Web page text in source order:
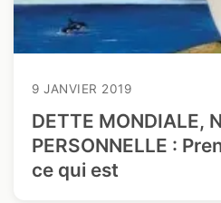
9 JANVIER 2019
DETTE MONDIALE,
PERSONNELLE :
ce qui est